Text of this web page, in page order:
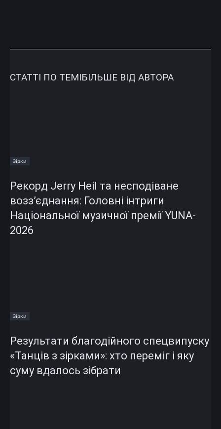
СТАТТІ ПО ТЕМІБІЛЬШЕ ВІД АВТОРА
Зірки
Рекорд Jerry Heil та несподіване
возз’єднання: Головні інтриги
Національної музичної премії YUNA-
2026
Зірки
Результати благодійного спецвипуску
«Танців з зірками»: хто переміг і яку
суму вдалось зібрати